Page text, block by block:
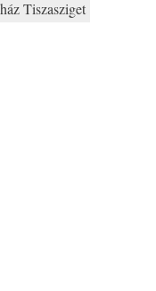
Tiszasziget